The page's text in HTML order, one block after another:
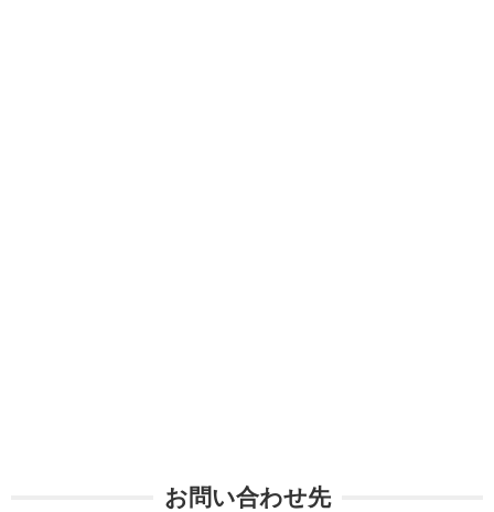
お問い合わせ先